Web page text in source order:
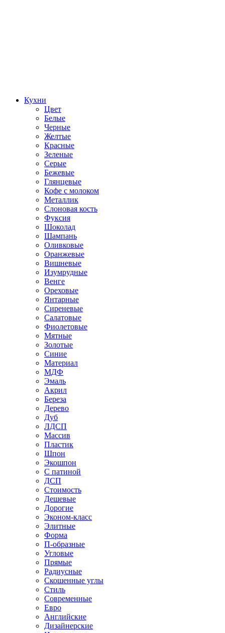
Кухни
Цвет
Белые
Черные
Желтые
Красные
Зеленые
Серые
Бежевые
Глянцевые
Кофе с молоком
Металлик
Слоновая кость
Фуксия
Шоколад
Шампань
Оливковые
Оранжевые
Вишневые
Изумрудные
Венге
Ореховые
Янтарные
Сиреневые
Салатовые
Фиолетовые
Мятные
Золотые
Синие
Материал
МДФ
Эмаль
Акрил
Береза
Дерево
Дуб
ЛДСП
Массив
Пластик
Шпон
Экошпон
С патиной
ДСП
Стоимость
Дешевые
Дорогие
Эконом-класс
Элитные
Форма
П-образные
Угловые
Прямые
Радиусные
Скошенные углы
Стиль
Современные
Евро
Английские
Дизайнерские